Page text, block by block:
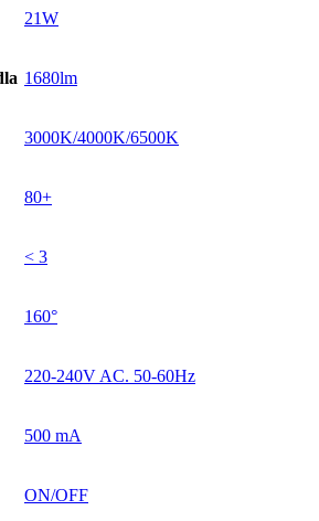
21W
1680lm
3000K/4000K/6500K
80+
< 3
160°
220-240V AC. 50-60Hz
500 mA
ON/OFF